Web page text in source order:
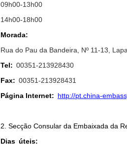
09h00-13h00
14h00-18h00
Morada:
Rua do Pau da Bandeira, Nº 11-13,
Tel: 00351-213928430
Fax: 00351-213928431
Página Internet: http://pt.china-
2. Secção Consular da Embaixada da
Dias úteis: